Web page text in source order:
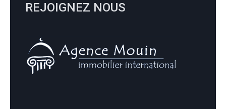
REJOIGNEZ NOUS